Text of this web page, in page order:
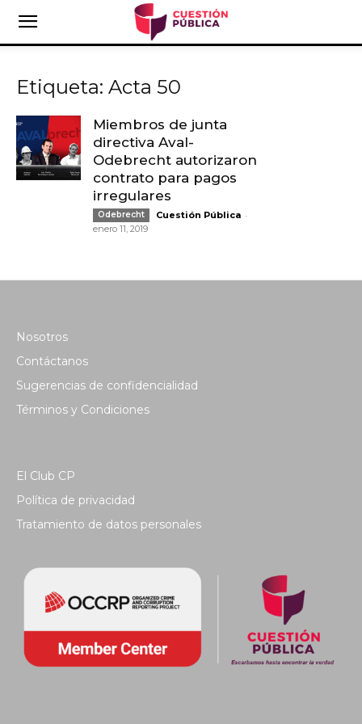
Etiqueta: Acta 50
Miembros de junta
directiva Aval-
Odebrecht autorizaron
contrato para pagos
irregulares
Odebrecht Cuestión Pública -
enero 11, 2019
Nosotros
Contáctanos
Sugerencias de confidencialidad
Términos y Condiciones
El Club CP
Política de privacidad
Tratamiento de datos personales